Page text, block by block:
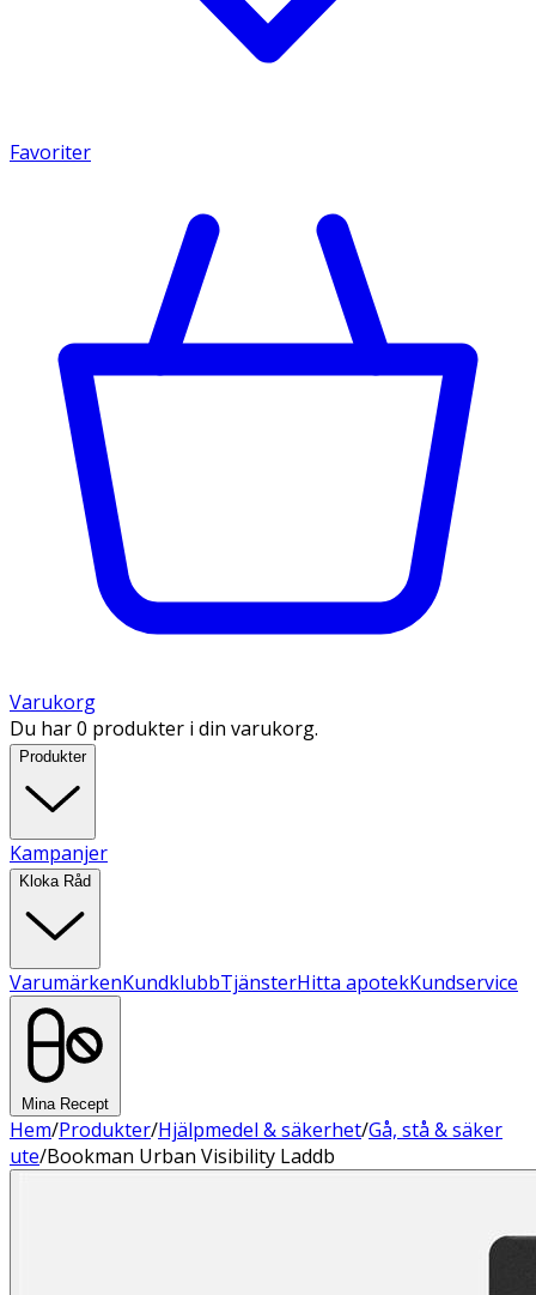
Favoriter
Varukorg
Du har 0 produkter i din varukorg.
Produkter
Kampanjer
Kloka Råd
VarumärkenKundklubbTjänsterHitta apotekKundservice
Mina Recept
Hem/Produkter/Hjälpmedel & säkerhet/Gå, stå & säker
ute/Bookman Urban Visibility Laddb